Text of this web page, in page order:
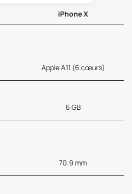
iPhone X
Apple A11 (6 cœurs)
6 GB
70.9 mm